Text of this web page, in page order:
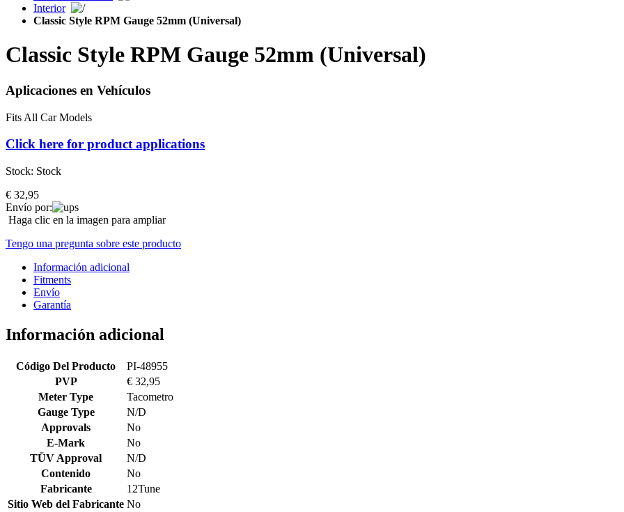
Interior
Classic Style RPM Gauge 52mm (Universal)
Classic Style RPM Gauge 52mm (Universal)
Aplicaciones en Vehículos
Fits All Car Models
Click here for product applications
Stock: Stock
€ 32,95
Envío por:
Haga clic en la imagen para ampliar
Tengo una pregunta sobre este producto
Información adicional
Fitments
Envío
Garantía
Información adicional
Código Del Producto
PI-48955
PVP
€ 32,95
Meter Type
Tacometro
Gauge Type
N/D
Approvals
No
E-Mark
No
TÜV Approval
N/D
Contenido
No
Fabricante
12Tune
Sitio Web del Fabricante No